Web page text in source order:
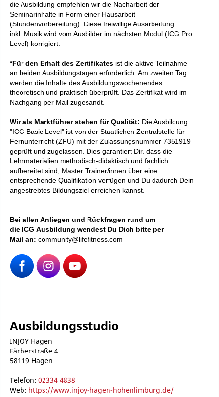
die Ausbildung empfehlen wir die Nacharbeit der
Seminarinhalte in Form einer Hausarbeit
(Stundenvorbereitung). Diese freiwillige Ausarbeitung
inkl. Musik wird vom Ausbilder im nächsten Modul (ICG Pro
Level) korrigiert.
*Für den Erhalt des Zertifikates ist die aktive Teilnahme
an beiden Ausbildungstagen erforderlich. Am zweiten Tag
werden die Inhalte des Ausbildungswochenendes
theoretisch und praktisch überprüft. Das Zertifikat wird im
Nachgang per Mail zugesandt.
Wir als Marktführer stehen für Qualität: Die Ausbildung
"ICG Basic Level" ist von der Staatlichen Zentralstelle für
Fernunterricht (ZFU) mit der Zulassungsnummer 7351919
geprüft und zugelassen. Dies garantiert Dir, dass die
Lehrmaterialien methodisch-didaktisch und fachlich
aufbereitet sind, Master Trainer/innen über eine
entsprechende Qualifikation verfügen und Du dadurch Dein
angestrebtes Bildungsziel erreichen kannst.
Bei allen Anliegen und Rückfragen rund um
die ICG Ausbildung wendest Du Dich bitte per
Mail an: community@lifefitness.com
Ausbildungsstudio
INJOY Hagen
Färberstraße 4
58119 Hagen
Telefon: 02334 4838
Web: https://www.injoy-hagen-hohenlimburg.de/